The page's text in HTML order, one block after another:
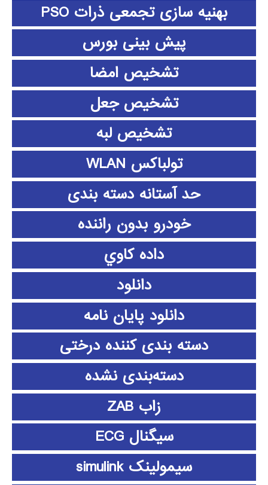
بهنیه سازی تجمعی ذرات PSO
پیش بینی بورس
تشخیص امضا
تشخیص جعل
تشخیص لبه
تولباکس WLAN
حد آستانه دسته بندی
خودرو بدون راننده
داده كاوي
دانلود
دانلود پايان نامه
دسته بندی کننده درختی
دسته‌بندی نشده
زاب ZAB
سیگنال ECG
سیمولینک simulink